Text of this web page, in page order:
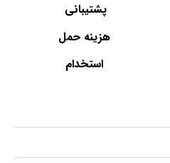
پشتیبانی
هزینه حمل
استخدام